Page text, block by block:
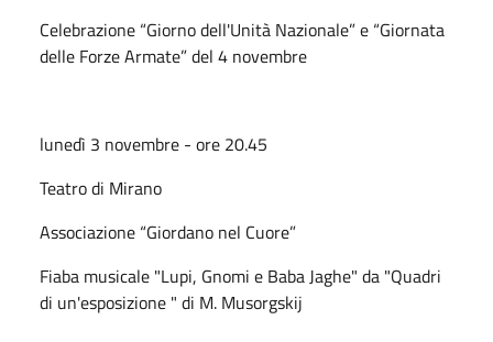
Celebrazione “Giorno dell'Unità Nazionale” e “Giornata
delle Forze Armate” del 4 novembre
lunedì 3 novembre - ore 20.45
Teatro di Mirano
Associazione “Giordano nel Cuore”
Fiaba musicale "Lupi, Gnomi e Baba Jaghe" da "Quadri
di un'esposizione " di M. Musorgskij